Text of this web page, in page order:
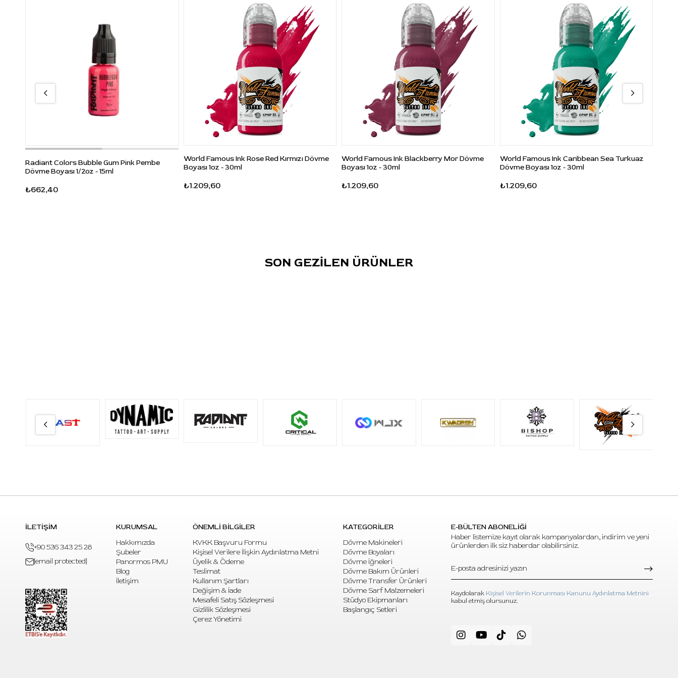
Uygulama öncesinde gerekli miktarı temiz ve tek
kullanımlık boya kabına alınız. Kırmızı detay, floral
çalışma, botanik tasarım, portre, shading, dolgu veya
cover-up uygulamalarında uygulama tekniğinize göre
kullanabilirsiniz.
Daha açık veya farklı kırmızı tonlar gerekiyorsa uygun
mixing ya da shading solüsyonu ile ayrı bir boya
kabında karışım hazırlanabilir. Farklı renklerle
çalışılacaksa her ton için ayrı kap kullanmak, uygulama
sırasında daha düzenli ilerlemenize yardımcı olur.
serin, kuru ve doğrudan güneş ışığı almayan bir
hazırlanabilir.
Radiant Colors Bubble Gum Pink Pembe
Dövme Boyası 1/2oz - 15ml
₺662,40
World Famous Ink Rose Red Kırmızı Dövme
Boyası 1oz - 30ml
₺1.209,60
World Famous Ink Blackberry Mor Dövme
Boyası 1oz - 30ml
₺1.209,60
World Famous Ink Caribbean Sea Turkuaz
Dövme Boyası 1oz - 30ml
₺1.209,60
SON GEZİLEN ÜRÜNLER
İLETİŞİM
+90 536 343 25 28
[email protected]
KURUMSAL
Hakkımızda
Şubeler
Panormos PMU
Blog
İletişim
ÖNEMLİ BİLGİLER
KVKK Başvuru Formu
Kişisel Verilere İlişkin Aydınlatma Metni
Üyelik & Ödeme
Teslimat
Kullanım Şartları
Değişim & İade
Mesafeli Satış Sözleşmesi
Gizlilik Sözleşmesi
Çerez Yönetimi
KATEGORİLER
Dövme Makineleri
Dövme Boyaları
Dövme İğneleri
Dövme Bakım Ürünleri
Dövme Transfer Ürünleri
Dövme Sarf Malzemeleri
Stüdyo Ekipmanları
Başlangıç Setleri
E-BÜLTEN ABONELİĞİ
Haber listemize kayıt olarak kampanyalardan, indirim ve yeni
ürünlerden ilk siz haberdar olabilirsiniz.
Kaydolarak Kişisel Verilerin Korunması Kanunu Aydınlatma Metnini
kabul etmiş olursunuz.